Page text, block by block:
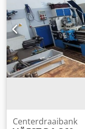
Centerdraaibank